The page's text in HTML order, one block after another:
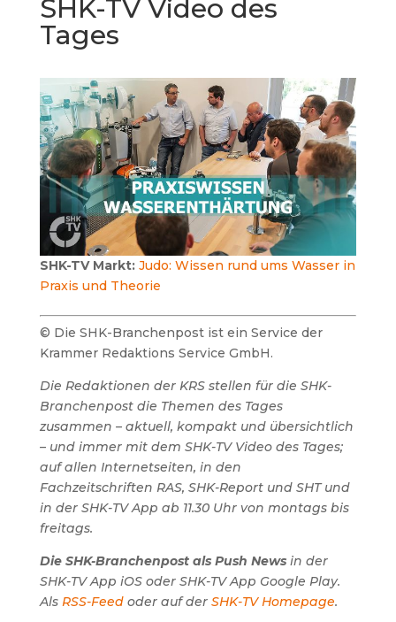
SHK-TV Video des
Tages
SHK-TV Markt: Judo: Wissen rund ums Wasser in
Praxis und Theorie
© Die SHK-Branchenpost ist ein Service der
Krammer Redaktions Service GmbH.
Die Redaktionen der KRS stellen für die SHK-
Branchenpost die Themen des Tages
zusammen – aktuell, kompakt und übersichtlich
– und immer mit dem SHK-TV Video des Tages;
auf allen Internetseiten, in den
Fachzeitschriften RAS, SHK-Report und SHT und
in der SHK-TV App ab 11.30 Uhr von montags bis
freitags.
Die SHK-Branchenpost als Push Newsin der
SHK-TV App iOS oder SHK-TV App Google Play.
Als RSS-Feedoder auf der SHK-TV Homepage.